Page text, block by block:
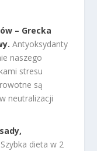
– Grecka
Antyoksydanty
naszego
stresu
są
neutralizacji
Szybka dieta w 2